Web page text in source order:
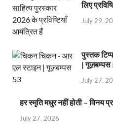
लिए
July 29,
पुस्तक
| गूज़बम्पस
July 27,
हर स्मृति मधुर नहीं होती – विनय
July 27, 2026